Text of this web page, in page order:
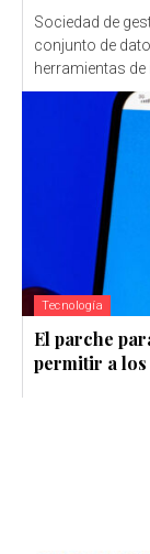
Sociedad de gestión
conjunto de
herramientas de
Tecnología
El parche
permitir a